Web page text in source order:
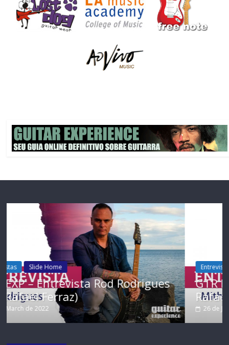
Entrevistas Slide Home
GTR EXP Entrevista – Mithi
Rafael Ferraz)
26 de January de 2022